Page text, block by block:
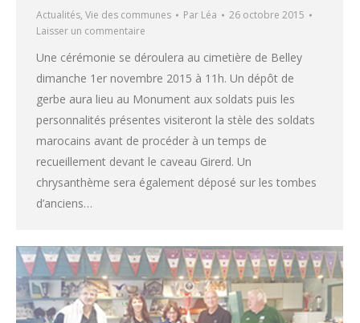
Actualités, Vie des communes Par Léa
26 octobre 2015
Laisser un commentaire
Une cérémonie se déroulera au cimetière de Belley
dimanche 1er novembre 2015 à 11h. Un dépôt de
gerbe aura lieu au Monument aux soldats puis les
personnalités présentes visiteront la stèle des soldats
marocains avant de procéder à un temps de
recueillement devant le caveau Girerd. Un
chrysanthème sera également déposé sur les tombes
d’anciens…